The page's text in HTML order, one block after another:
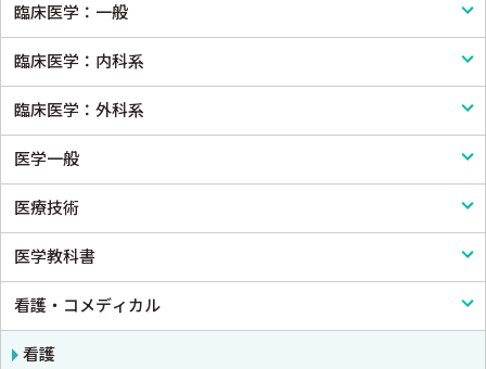
基礎医学一般
解剖学
生理学
免疫学・血清学
公衆衛生学
法医学
臨床医学：一般
臨床医学一般
診断・臨床検査
画像医学・放射線医学・核医学
プライマリケア医学・総合診療
救急医学・集中治療医学
癌・腫瘍一般・緩和医療
栄養・食事療法・輸液・輸血
臨床医学：内科系
内科学一般
感染症
アレルギー・膠原病・リウマチ
内分泌・代謝・糖尿病
腎臓
血液
臨床医学：外科系
外科学一般
脳神経外科
心臓・血管外科
消化器外科
小児外科
医学一般
医学一般・医学概論
医療制度
病院管理
医療統計
医療技術
リハビリテーション技術
鍼灸・柔道整復
医学教科書
医学教科書
看護・コメディカル
看護